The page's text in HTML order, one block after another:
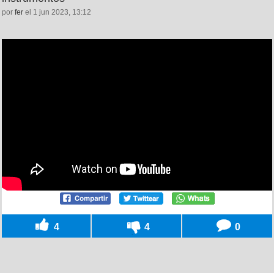
por fer el 1 jun 2023, 13:12
4 4 0